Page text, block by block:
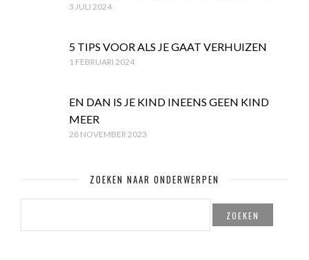
3 JULI 2024
5 TIPS VOOR ALS JE GAAT VERHUIZEN
1 FEBRUARI 2024
EN DAN IS JE KIND INEENS GEEN KIND
MEER
28 NOVEMBER 2023
ZOEKEN NAAR ONDERWERPEN
ZOEKEN